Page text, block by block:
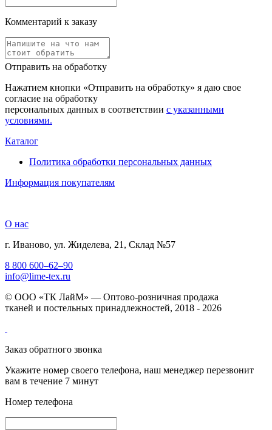
Комментарий к заказу
Отправить на обработку
Нажатием кнопки «Отправить на обработку» я даю свое
согласие на обработку
персональных данных в соответствии с указанными
условиями.
Каталог
Политика обработки персональных данных
Информация покупателям
О нас
г. Иваново, ул. Жиделева, 21, Склад №57
8 800 600–62–90
info@lime-tex.ru
© ООО «ТК ЛайМ» — Оптово-розничная продажа
тканей и постельных принадлежностей, 2018 - 2026
Заказ обратного звонка
Укажите номер своего телефона, наш менеджер перезвонит
вам в течение 7 минут
Номер телефона